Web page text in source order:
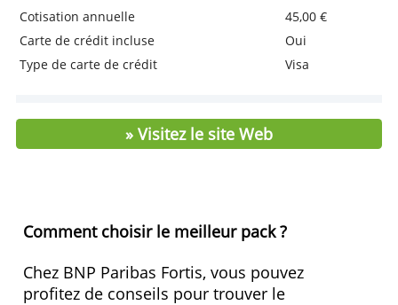
commerciales
Vous gérez aussi vos opérations privées
sans frais pendant une période
> Demandez ici votre Pack Essential
Carte de crédit incluse
Type de carte de crédit